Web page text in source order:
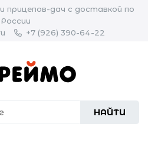
прицепов-дач с доставкой по
России
+7 (926) 390-64-22
НАЙТИ